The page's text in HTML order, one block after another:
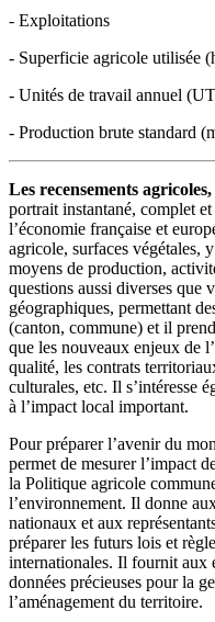
- Exploitations
- Superficie agricole utilisée
- Unités de travail annuel
- Production brute standard
Les recensements agricoles,
portrait instantané, complet
l’économie française et
agricole, surfaces végétales,
moyens de production,
questions aussi diverses que
géographiques, permettant
(canton, commune) et il
que les nouveaux enjeux de
qualité, les contrats
culturales, etc. Il s’intéresse
à l’impact local important.
Pour préparer l’avenir du
permet de mesurer l’impact
la Politique agricole
l’environnement. Il donne
nationaux et aux
préparer les futurs lois et
internationales. Il fournit aux
données précieuses pour la
l’aménagement du territoire.